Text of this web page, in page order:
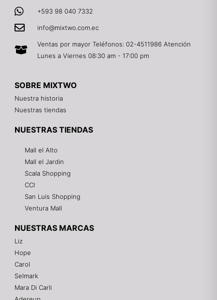
+593 98 040 7332
info@mixtwo.com.ec
Ventas por mayor Teléfonos: 02-4511986 Atención
Lunes a Viernes 08:30 am - 17:00 pm
SOBRE MIXTWO
Nuestra historia
Nuestras tiendas
NUESTRAS TIENDAS
Mall el Alto
Mall el Jardin
Scala Shopping
CCI
San Luis Shopping
Ventura Mall
NUESTRAS MARCAS
Liz
Hope
Carol
Selmark
Mara Di Carli